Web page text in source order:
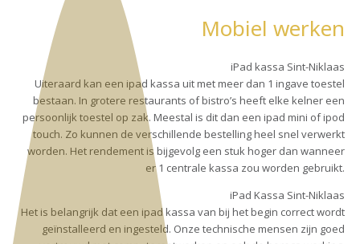
Mobiel werken
iPad kassa Sint-Niklaas
Uiteraard kan een ipad kassa uit met meer dan 1 ingave toestel
bestaan. In grotere restaurants of bistro’s heeft elke kelner een
persoonlijk toestel op zak. Meestal is dit dan een ipad mini of ipod
touch. Zo kunnen de verschillende bestelling heel snel verwerkt
worden. Het rendement is bijgevolg een stuk hoger dan wanneer
er 1 centrale kassa zou worden gebruikt.
iPad Kassa Sint-Niklaas
Het is belangrijk dat een ipad kassa van bij het begin correct wordt
geïnstalleerd en ingesteld. Onze technische mensen zijn goed